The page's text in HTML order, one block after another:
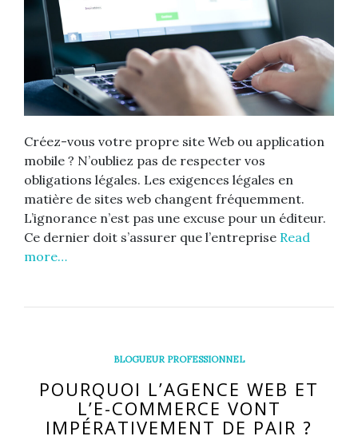
Créez-vous votre propre site Web ou application
mobile ? N’oubliez pas de respecter vos
obligations légales. Les exigences légales en
matière de sites web changent fréquemment.
L’ignorance n’est pas une excuse pour un éditeur.
Ce dernier doit s’assurer que l’entreprise Read
more…
BLOGUEUR PROFESSIONNEL
POURQUOI L’AGENCE WEB ET
L’E-COMMERCE VONT
IMPÉRATIVEMENT DE PAIR ?